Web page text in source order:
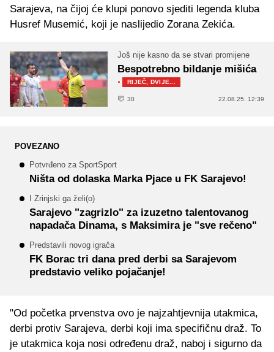
Sarajeva, na čijoj će klupi ponovo sjediti legenda kluba
Husref Musemić, koji je naslijedio Zorana Zekića.
Još nije kasno da se stvari promijene
Bespotrebno bildanje mišića
· RIJEČ, DVIJE...
30 22.08.25. 12:39
POVEZANO
Potvrđeno za SportSport
Ništa od dolaska Marka Pjace u FK Sarajevo!
I Zrinjski ga želi(o)
Sarajevo "zagrizlo" za izuzetno talentovanog
napadača Dinama, s Maksimira je "sve rečeno"
Predstavili novog igrača
FK Borac tri dana pred derbi sa Sarajevom
predstavio veliko pojačanje!
"Od početka prvenstva ovo je najzahtjevnija utakmica,
derbi protiv Sarajeva, derbi koji ima specifičnu draž. To
je utakmica koja nosi određenu draž, naboj i sigurno da